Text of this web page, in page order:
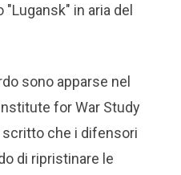
in aria del
sono apparse nel
for War Study
scritto che i difensori
di ripristinare le